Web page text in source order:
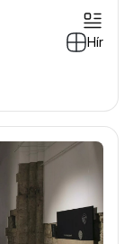
Hír